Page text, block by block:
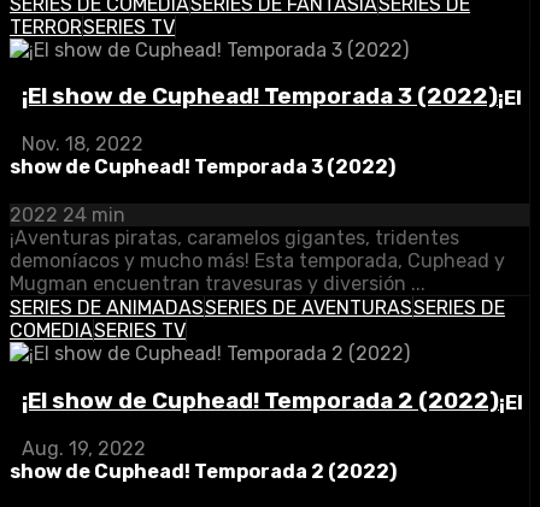
TERRORSERIES TV
¡El show de Cuphead! Temporada 3 (2022)
Nov. 18, 2022
¡El
show de Cuphead! Temporada 3 (2022)
2022 24 min
¡Aventuras piratas, caramelos gigantes, tridentes
demoníacos y mucho más! Esta temporada, Cuphead y
Mugman encuentran travesuras y diversión ...
SERIES DE ANIMADASSERIES DE AVENTURASSERIES DE
COMEDIASERIES TV
¡El show de Cuphead! Temporada 2 (2022)
Aug. 19, 2022
¡El
show de Cuphead! Temporada 2 (2022)